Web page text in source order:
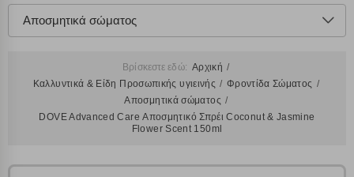
Αποσμητικά σώματος
Βρίσκεστε εδώ: Αρχική
Καλλυντικά & Είδη Προσωπικής υγιεινής
Φροντίδα Σώματος
Αποσμητικά σώματος
DOVE Advanced Care Αποσμητικό Σπρέι Coconut & Jasmine
Flower Scent 150ml